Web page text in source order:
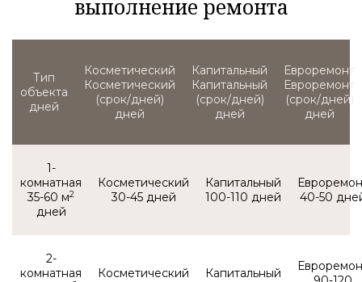
выполнение ремонта
Тип
объекта
Косметический
(срок/дней)
Капитальный
(срок/дней)
Евроремонт
(срок/дней)
1-
комнатная
35-60 м2 30-45 100-110 40-50
2-
комнатная